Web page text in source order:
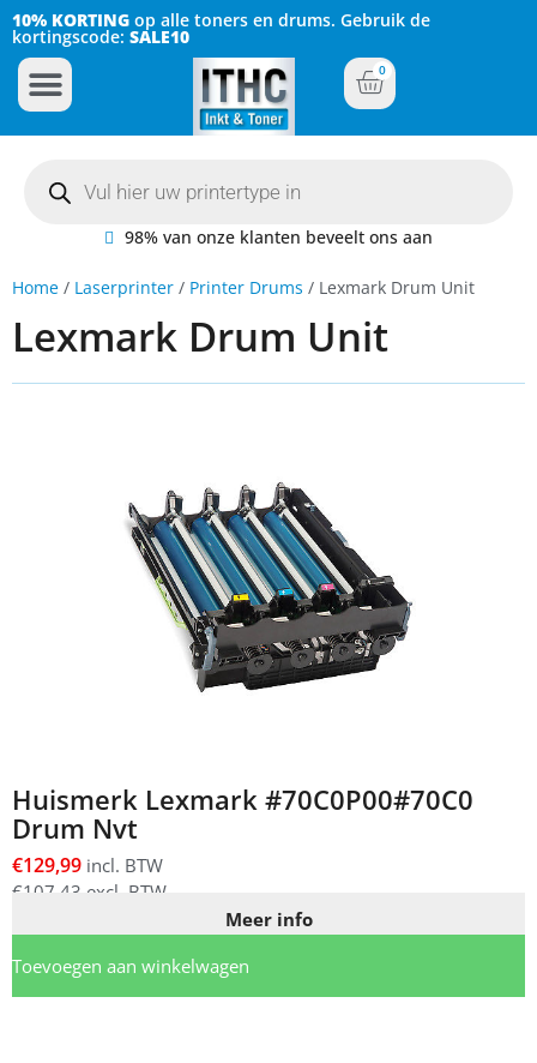
10% KORTING op alle toners en drums. Gebruik de
kortingscode: SALE10
0
98% van onze klanten beveelt ons aan
Home / Laserprinter / Printer Drums / Lexmark Drum Unit
Lexmark Drum Unit
Huismerk Lexmark #70C0P00#70C0
Drum Nvt
€129,99 incl. BTW
€107,43 excl. BTW
Meer info
Toevoegen aan winkelwagen